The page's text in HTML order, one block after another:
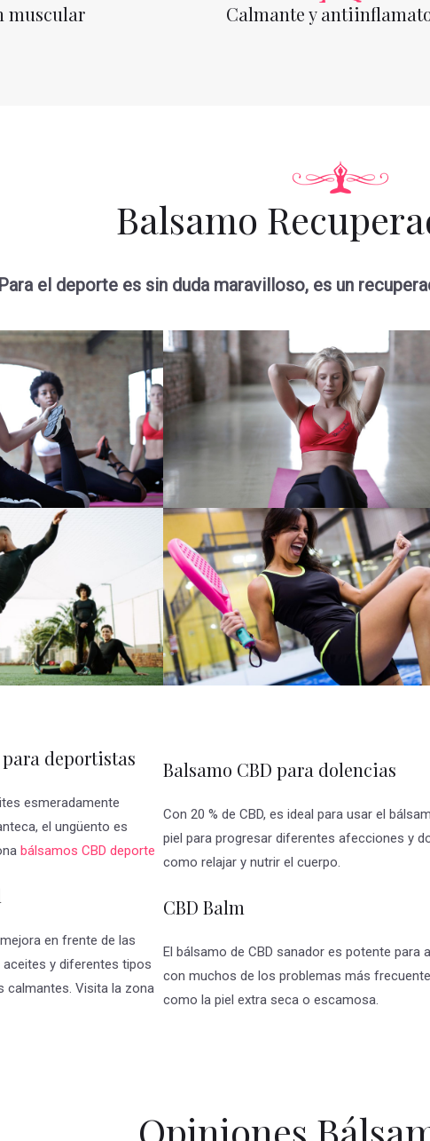
muscular Calmante y
Balsamo
Para el deporte es sin duda maravilloso, es un
deportistas
esmeradamente
el ungüento es
bálsamos CBD deporte
en frente de las
y diferentes tipos
Visita la zona
Balsamo CBD para dolencias
Con 20 % de CBD, es ideal para usar el
piel para progresar diferentes afecciones y
como relajar y nutrir el cuerpo.
CBD Balm
El bálsamo de CBD sanador es potente para
con muchos de los problemas más
como la piel extra seca o escamosa.